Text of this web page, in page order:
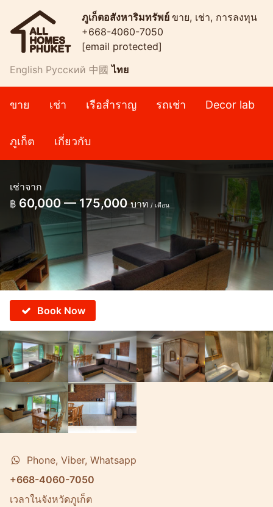
ภูเก็ตอสังหาริมทรัพย์ ขาย, เช่า, การลงทุน
+668-4060-7050
[email protected]
English Русский 中國 ไทย
ขาย เช่า เรือสำราญ รถเช่า Decor lab
ภูเก็ต เกี่ยวกับ
เช่าจาก
฿ 60,000 — 175,000บาท / เดือน
Book Now
Phone, Viber, Whatsapp
+668-4060-7050
เวลาในจังหวัดภูเก็ต